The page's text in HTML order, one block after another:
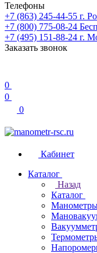
Телефоны
+7 (863) 245-44-55 г.
+7 (800) 775-08-24
+7 (495) 151-88-24 г.
Заказать звонок
0
0
0
Кабинет
Каталог
Назад
Каталог